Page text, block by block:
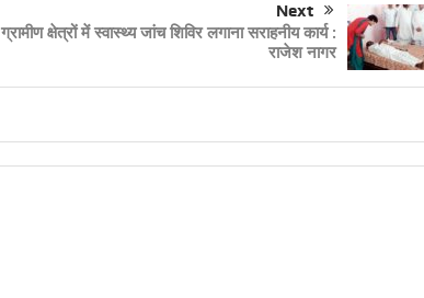
Next
ग्रामीण क्षेत्रों में स्वास्थ्य जांच शिविर लगाना सराहनीय कार्य :
राजेश नागर